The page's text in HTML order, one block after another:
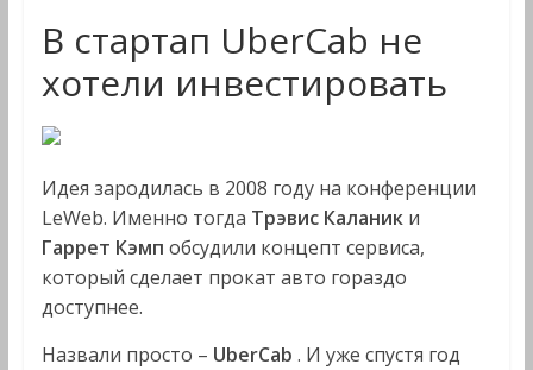
В стартап UberCab не
хотели инвестировать
Идея зародилась в 2008 году на конференции
LeWeb. Именно тогда Трэвис Каланик и
Гаррет Кэмп обсудили концепт сервиса,
который сделает прокат авто гораздо
доступнее.
Назвали просто – UberCab . И уже спустя год